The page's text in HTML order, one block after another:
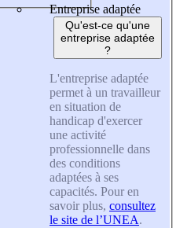
Entreprise adaptée
Qu'est-ce qu'une
entreprise adaptée
?
L'entreprise adaptée
permet à un travailleur
en situation de
handicap d'exercer
une activité
professionnelle dans
des conditions
adaptées à ses
capacités. Pour en
savoir plus, consultez
le site de l’UNEA.